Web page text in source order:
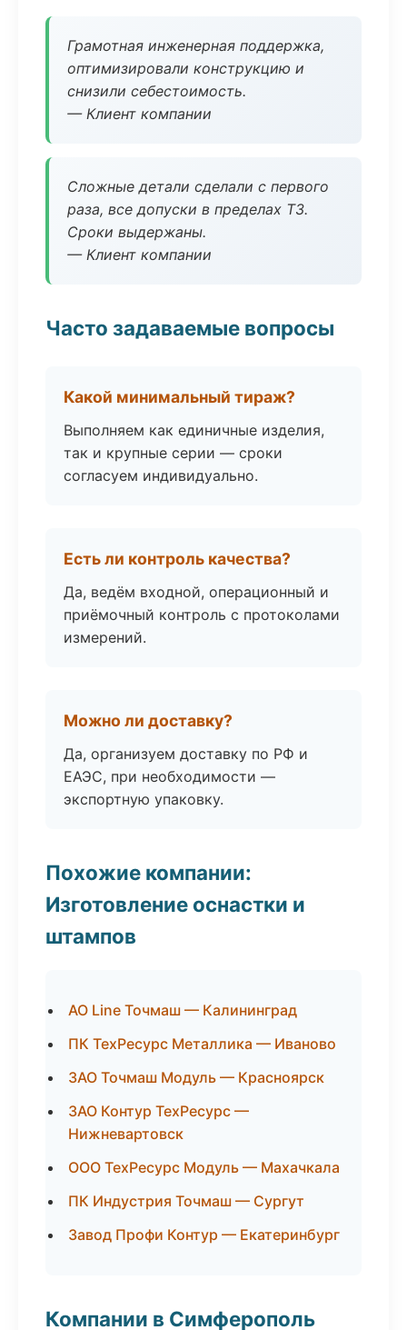
Грамотная инженерная поддержка,
оптимизировали конструкцию и
снизили себестоимость.
— Клиент компании
Сложные детали сделали с первого
раза, все допуски в пределах ТЗ.
Сроки выдержаны.
— Клиент компании
Часто задаваемые вопросы
Какой минимальный тираж?
Выполняем как единичные изделия,
так и крупные серии — сроки
согласуем индивидуально.
Есть ли контроль качества?
Да, ведём входной, операционный и
приёмочный контроль с протоколами
измерений.
Можно ли доставку?
Да, организуем доставку по РФ и
ЕАЭС, при необходимости —
экспортную упаковку.
Похожие компании:
Изготовление оснастки и
штампов
АО Line Точмаш — Калининград
ПК ТехРесурс Металлика — Иваново
ЗАО Точмаш Модуль — Красноярск
ЗАО Контур ТехРесурс —
Нижневартовск
ООО ТехРесурс Модуль — Махачкала
ПК Индустрия Точмаш — Сургут
Завод Профи Контур — Екатеринбург
Компании в Симферополь